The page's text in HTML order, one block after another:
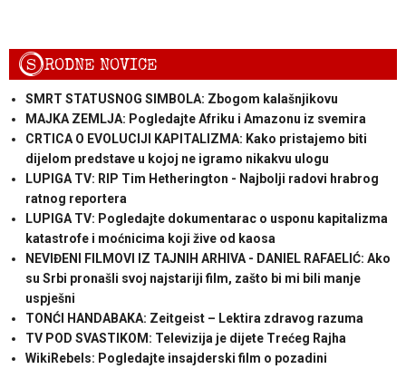
SRODNE NOVICE
SMRT STATUSNOG SIMBOLA: Zbogom kalašnjikovu
MAJKA ZEMLJA: Pogledajte Afriku i Amazonu iz svemira
CRTICA O EVOLUCIJI KAPITALIZMA: Kako pristajemo biti
dijelom predstave u kojoj ne igramo nikakvu ulogu
LUPIGA TV: RIP Tim Hetherington - Najbolji radovi hrabrog
ratnog reportera
LUPIGA TV: Pogledajte dokumentarac o usponu kapitalizma
katastrofe i moćnicima koji žive od kaosa
NEVIĐENI FILMOVI IZ TAJNIH ARHIVA - DANIEL RAFAELIĆ: Ako
su Srbi pronašli svoj najstariji film, zašto bi mi bili manje
uspješni
TONĆI HANDABAKA: Zeitgeist – Lektira zdravog razuma
TV POD SVASTIKOM: Televizija je dijete Trećeg Rajha
WikiRebels: Pogledajte insajderski film o pozadini